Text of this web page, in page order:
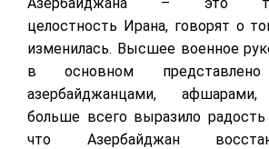
целостность Ирана, говорят о
изменилась. Высшее военное
в основном представлено
азербайджанцами,
больше всего выразило
что Азербайджан